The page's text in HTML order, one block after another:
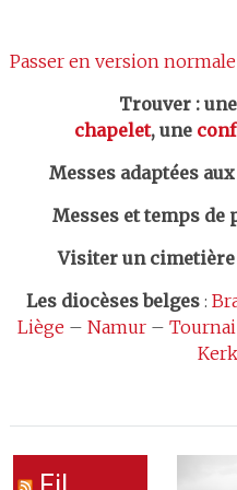
Passer en version
Trouver : une
chapelet, une
Messes adaptées aux
Messes et temps de
Visiter un cimetière
Les diocèses belges:
Liège – Namur– Tournai